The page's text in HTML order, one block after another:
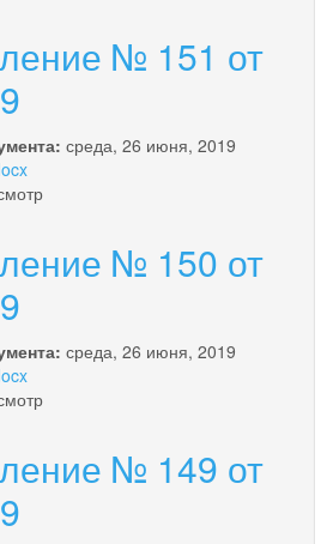
№ 151 от
среда, 26 июня, 2019
№ 150 от
среда, 26 июня, 2019
№ 149 от